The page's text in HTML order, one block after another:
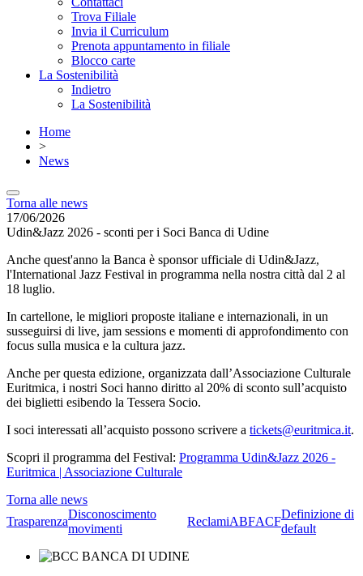
Trova Filiale
Invia il Curriculum
Prenota appuntamento in filiale
Blocco carte
La Sostenibilità
Indietro
La Sostenibilità
Home
>
News
Torna alle news
17/06/2026
Udin&Jazz 2026 - sconti per i Soci Banca di Udine
Anche quest'anno la Banca è sponsor ufficiale di Udin&Jazz,
l'International Jazz Festival in programma nella nostra città dal 2 al
18 luglio.
In cartellone, le migliori proposte italiane e internazionali, in un
susseguirsi di live, jam sessions e momenti di approfondimento con
focus sulla musica e la cultura jazz.
Anche per questa edizione, organizzata dall’Associazione Culturale
Euritmica, i nostri Soci hanno diritto al 20% di sconto sull’acquisto
dei biglietti esibendo la Tessera Socio.
I soci interessati all’acquisto possono scrivere a tickets@euritmica.it.
Scopri il programma del Festival: Programma Udin&Jazz 2026 -
Euritmica | Associazione Culturale
Torna alle news
Trasparenza
Disconoscimento
movimenti
ReclamiABFACF
Definizione di
default